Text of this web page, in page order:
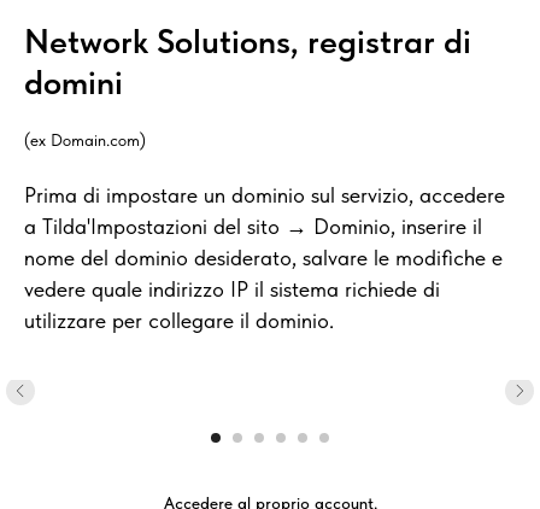
Network Solutions, registrar di
domini
(ex Domain.com)
Prima di impostare un dominio sul servizio, accedere
a Tilda'Impostazioni del sito → Dominio, inserire il
nome del dominio desiderato, salvare le modifiche e
vedere quale indirizzo IP il sistema richiede di
utilizzare per collegare il dominio.
Accedere al proprio account.